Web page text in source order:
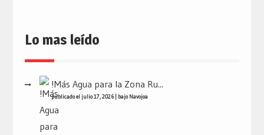
Lo mas leído
!Más Agua para la Zona Ru...
publicado el julio 17, 2026| bajoNavojoa